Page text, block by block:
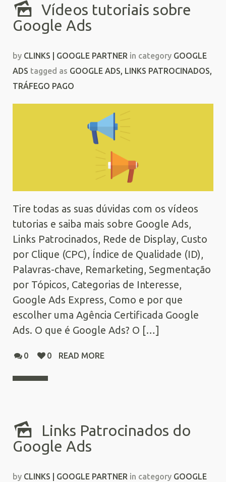
Vídeos tutoriais sobre
Google Ads
by CLINKS | GOOGLE PARTNER in category GOOGLE
ADS tagged as GOOGLE ADS LINKS PATROCINADOS
TRÁFEGO PAGO
Tire todas as suas dúvidas com os vídeos
tutorias e saiba mais sobre Google Ads,
Links Patrocinados, Rede de Display, Custo
por Clique (CPC), Índice de Qualidade (ID),
Palavras-chave, Remarketing, Segmentação
por Tópicos, Categorias de Interesse,
Google Ads Express, Como e por que
escolher uma Agência Certificada Google
Ads. O que é Google Ads? O […]
0 0 READ MORE
Links Patrocinados do
Google Ads
by CLINKS | GOOGLE PARTNER in category GOOGLE